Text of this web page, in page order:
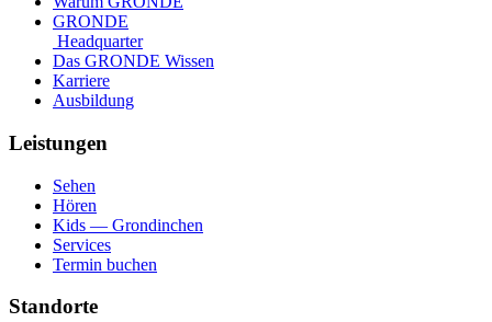
GRONDE
Headquarter
Das GRONDE Wissen
Karriere
Ausbildung
Leistungen
Sehen
Hören
Kids — Grondinchen
Services
Termin buchen
Standorte